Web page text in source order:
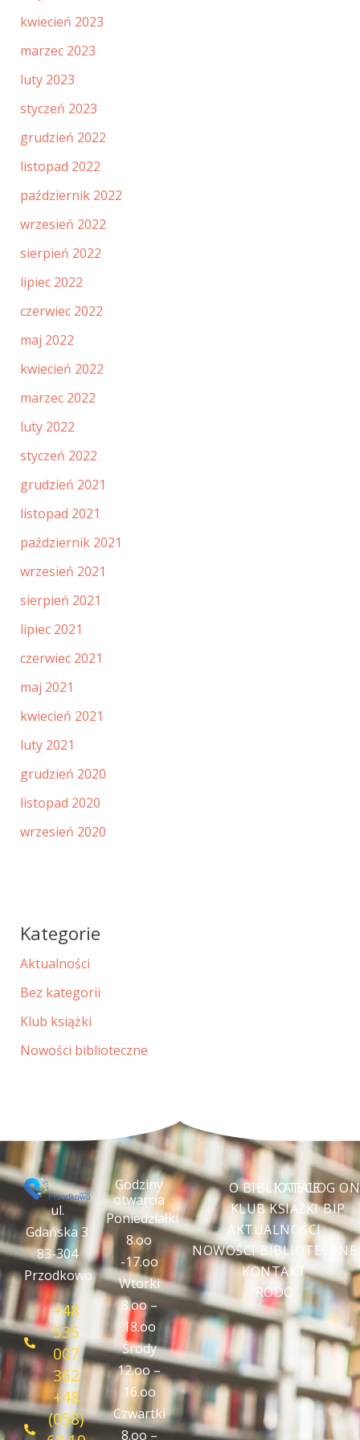
kwiecień 2023
marzec 2023
luty 2023
styczeń 2023
grudzień 2022
listopad 2022
październik 2022
wrzesień 2022
sierpień 2022
lipiec 2022
czerwiec 2022
maj 2022
kwiecień 2022
marzec 2022
luty 2022
styczeń 2022
grudzień 2021
listopad 2021
październik 2021
wrzesień 2021
sierpień 2021
lipiec 2021
czerwiec 2021
maj 2021
kwiecień 2021
luty 2021
grudzień 2020
listopad 2020
wrzesień 2020
Kategorie
Aktualności
Bez kategorii
Klub książki
Nowości biblioteczne
ul.
Gdańska 3
83-304
Przodkowo
+48
535
007
362
+48
(058)
Godziny
otwarcia
Poniedziałki
8.oo
-17.oo
Wtorki
8.oo –
18.oo
Środy
12.oo –
16.oo
Czwartki
8.oo –
O BIBLIOTECE
KLUB KSIĄŻKI
AKTUALNOŚCI
NOWOŚCI BIBLIOTECZNE
KONTAKT
RODO
KATALOG
BIP